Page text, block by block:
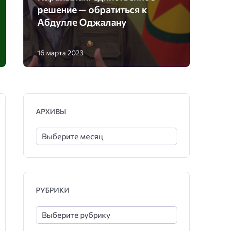
решение — обратиться к
Абдулле Оджалану
16 марта 2023
АРХИВЫ
РУБРИКИ